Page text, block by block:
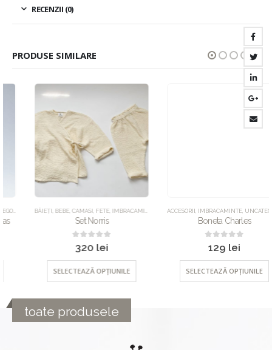
RECENZII (0)
PRODUSE SIMILARE
BĂIEȚI BEBE,CAMASI,FETE,IMBRACAMINTE ,PANTALONI,SETURI, UNCATEGORIZED
Set Norris
out of 5
lei
SELECTEAZĂ OPȚIUNILE
ACCESORII,IMBRACAMINTE,UNCATEGORIZED
Boneta Charles
out of 5
lei
SELECTEAZĂ OPȚIUNILE
toate produsele